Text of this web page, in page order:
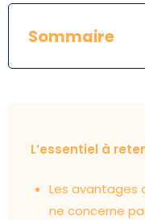
Sommaire
L’essentiel à
Les avantages
ne concerne